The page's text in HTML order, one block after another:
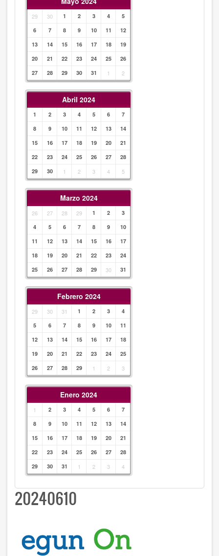
29 30 1 2 3 4
5
6
7 8 9 10 11
12
13
14 15 16 17 18
19
20
21 22 23 24 25
26
27
28 29 30 31 1 2
Abril 2024
1 2 3 4 5 6
7
8
9 10 11 12 13
14
15
16 17 18 19 20
21
22
23 24 25 26 27
28
29
30 1 2 3 4 5
Marzo 2024
26 27 28 29 1 2
3
4
5 6 7 8 9
10
11
12 13 14 15 16
17
18
19 20 21 22 23
24
25
26 27 28 29 30 31
Febrero 2024
29 30 31 1 2 3
4
5
6 7 8 9 10
11
12
13 14 15 16 17
18
19
20 21 22 23 24
25
26
27 28 29 1 2 3
Enero 2024
1 2 3 4 5 6
7
8
9 10 11 12 13
14
15
16 17 18 19 20
21
22
23 24 25 26 27
28
29
30 31 1 2 3 4
20240610